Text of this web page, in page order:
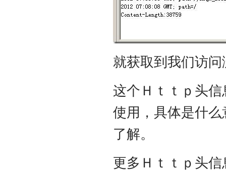
就获取到我们访
这个Ｈｔｔｐ头
使用，具体是什
了解。
更多Ｈｔｔｐ头